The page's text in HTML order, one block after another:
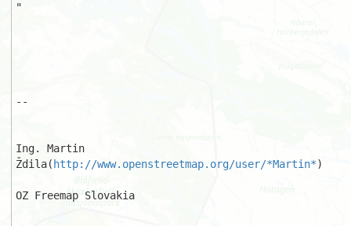
"
--
Ing. Martin
Ždila( http://www.openstreetmap.org/user/*Martin*)
OZ Freemap Slovakia